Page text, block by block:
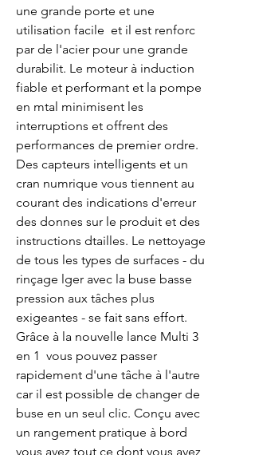
une grande porte et une
utilisation facile  et il est renforc
par de l'acier pour une grande
durabilit. Le moteur à induction
fiable et performant et la pompe
en mtal minimisent les
interruptions et offrent des
performances de premier ordre.
Des capteurs intelligents et un
cran numrique vous tiennent au
courant des indications d'erreur
des donnes sur le produit et des
instructions dtailles. Le nettoyage
de tous les types de surfaces - du
rinçage lger avec la buse basse
pression aux tâches plus
exigeantes - se fait sans effort.
Grâce à la nouvelle lance Multi 3
en 1  vous pouvez passer
rapidement d'une tâche à l'autre
car il est possible de changer de
buse en un seul clic. Conçu avec
un rangement pratique à bord
vous avez tout ce dont vous avez